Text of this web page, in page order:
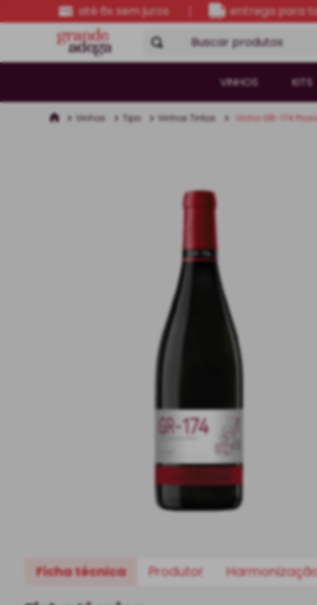
até 6x sem juros entrega para
Buscar produtos
VINHOS KITS
Vinhos Tipo Vinhos Tintos Vinho GR-174
Ficha técnica Produtor